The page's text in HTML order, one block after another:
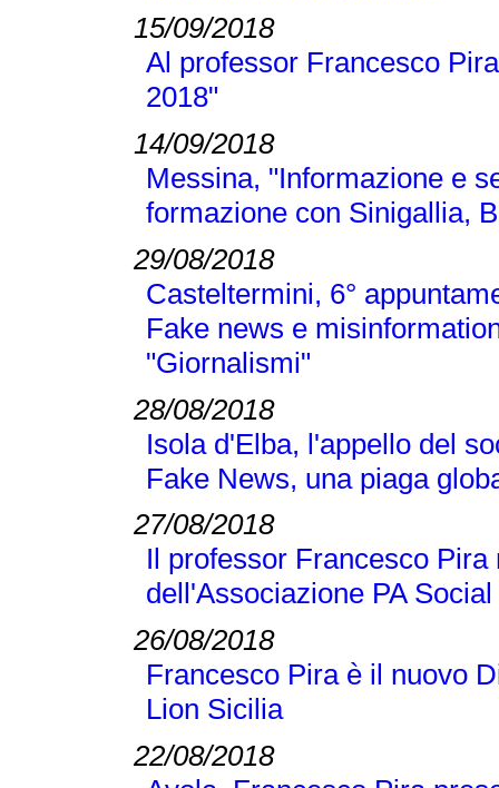
15/09/2018
Al professor Francesco
2018"
14/09/2018
Messina, "Informazione e
formazione con Sinigallia,
29/08/2018
Casteltermini, 6°
Fake news e
"Giornalismi"
28/08/2018
Isola d'Elba, l'appello del
Fake News, una piaga
27/08/2018
Il professor Francesco
dell'Associazione PA Social
26/08/2018
Francesco Pira è il nuovo
Lion Sicilia
22/08/2018